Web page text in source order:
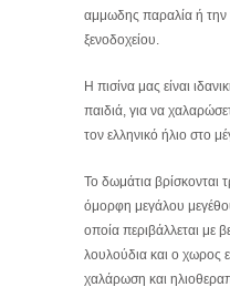
αμμωδης παραλία ή την
ξενοδοχείου.
Η πισίνα μας είναι
παιδιά, για να
τον ελληνικό ήλιο στο
Το δωμάτια βρίσκονται
όμορφη μεγάλου
οποία περιβάλλεται με
λουλούδια και ο χωρος
χαλάρωση και